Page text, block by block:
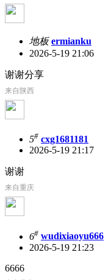
地板 ermianku
2026-5-19 21:06
谢谢分享
来自陕西
5# cxg1681181
2026-5-19 21:17
谢谢
来自重庆
6# wudixiaoyu666
2026-5-19 21:23
6666